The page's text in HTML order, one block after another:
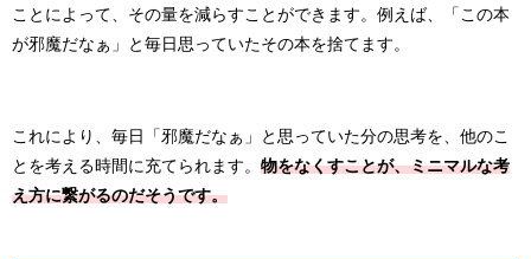
ことによって、その量を減らすことができます。例えば、「この本
が邪魔だなぁ」と毎日思っていたその本を捨てます。
これにより、毎日「邪魔だなぁ」と思っていた分の思考を、他のこ
とを考える時間に充てられます。 物をなくすことが、ミニマルな考
え方に繋がるのだそうです。